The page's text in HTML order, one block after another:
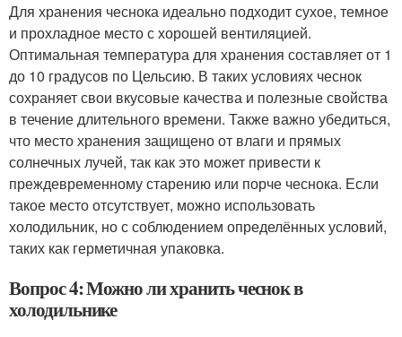
Для хранения чеснока идеально подходит сухое, темное
и прохладное место с хорошей вентиляцией.
Оптимальная температура для хранения составляет от 1
до 10 градусов по Цельсию. В таких условиях чеснок
сохраняет свои вкусовые качества и полезные свойства
в течение длительного времени. Также важно убедиться,
что место хранения защищено от влаги и прямых
солнечных лучей, так как это может привести к
преждевременному старению или порче чеснока. Если
такое место отсутствует, можно использовать
холодильник, но с соблюдением определённых условий,
таких как герметичная упаковка.
Вопрос 4: Можно ли хранить чеснок в
холодильнике